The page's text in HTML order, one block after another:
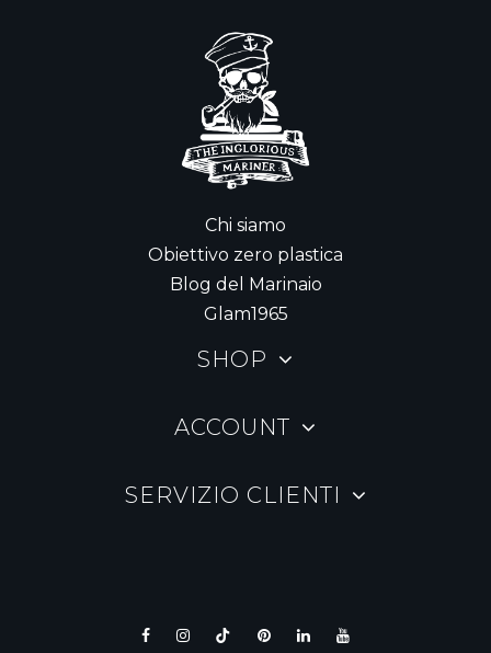
Chi siamo
Obiettivo zero plastica
Blog del Marinaio
Glam1965
SHOP
ACCOUNT
SERVIZIO CLIENTI